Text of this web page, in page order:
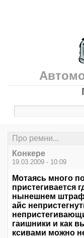
Про ремни...
Конкере
19.03.2009 - 10:09
Мотаясь много
пристегивается
нынешнем
айс
гаишники и как
ксивами можно